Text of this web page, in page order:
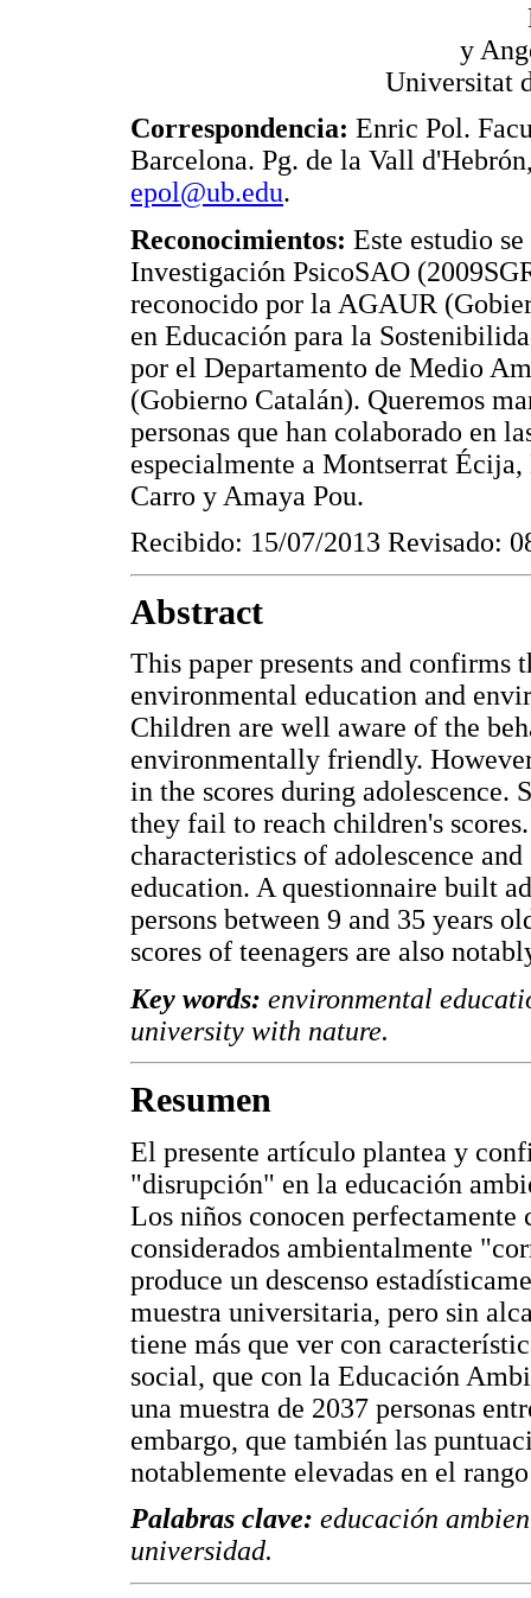
y
Universitat
Correspondencia: Enric Pol.
Barcelona. Pg. de la Vall
epol@ub.edu.
Reconocimientos: Este estudio
Investigación PsicoSAO
reconocido por la AGAUR
en Educación para la
por el Departamento de Medio
(Gobierno Catalán). Queremos
personas que han colaborado en
especialmente a Montserrat
Carro y Amaya Pou.
Recibido: 15/07/2013 Revisado:
Abstract
This paper presents and confirms
environmental education and
Children are well aware of the
environmentally friendly.
in the scores during adolescence.
they fail to reach children's
characteristics of adolescence
education. A questionnaire built
persons between 9 and 35 years
scores of teenagers are also
Key words: environmental
university with nature.
Resumen
El presente artículo plantea y
"disrupción" en la educación
Los niños conocen perfectamente
considerados ambientalmente
produce un descenso
muestra universitaria, pero sin
tiene más que ver con
social, que con la Educación
una muestra de 2037 personas
embargo, que también las
notablemente elevadas en el
Palabras clave: educación
universidad.